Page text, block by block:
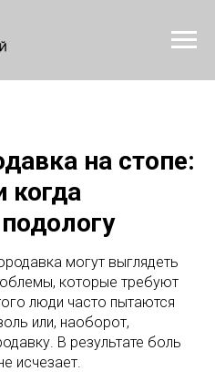
на стопе:
когда
могут выглядеть
которые требуют
люди часто пытаются
или, наоборот,
В результате боль
исчезает.